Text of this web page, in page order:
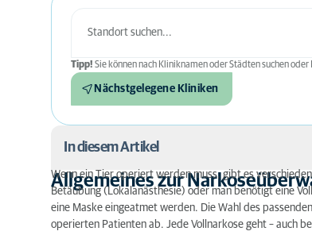
Tipp! Sie können nach Kliniknamen oder Städten suchen
Nächstgelegene Kliniken
In diesem Artikel
Allgemeines zur Narkoseüberwachung
Stadien der Narkoseüberwachung beim
Allgemeines zur
Wenn ein Tier operiert werden muss, gibt es
Betäubung (Lokalanästhesie) oder man benötigt eine
eine Maske eingeatmet werden. Die Wahl des
operierten Patienten ab. Jede Vollnarkose geht – auch